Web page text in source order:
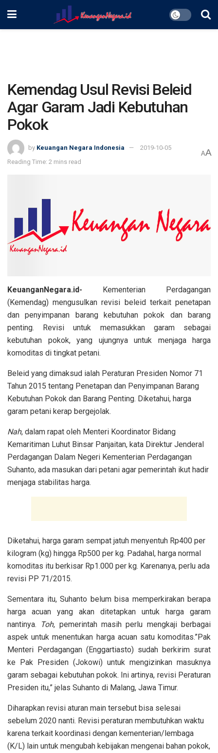
Kemendag Usul Revisi Beleid
Agar Garam Jadi Kebutuhan
Pokok
by Keuangan Negara Indonesia
2019-10-05
Reading Time: 2 mins read
AA
KeuanganNegara.id- Kementerian Perdagangan
(Kemendag) mengusulkan revisi beleid terkait penetapan
dan penyimpanan barang kebutuhan pokok dan barang
penting. Revisi untuk memasukkan garam sebagai
kebutuhan pokok, yang ujungnya untuk menjaga harga
komoditas di tingkat petani.
Beleid yang dimaksud ialah Peraturan Presiden Nomor 71
Tahun 2015 tentang Penetapan dan Penyimpanan Barang
Kebutuhan Pokok dan Barang Penting. Diketahui, harga
garam petani kerap bergejolak.
Nah, dalam rapat oleh Menteri Koordinator Bidang
Kemaritiman Luhut Binsar Panjaitan, kata Direktur Jenderal
Perdagangan Dalam Negeri Kementerian Perdagangan
Suhanto, ada masukan dari petani agar pemerintah ikut hadir
menjaga stabilitas harga.
Diketahui, harga garam sempat jatuh menyentuh Rp400 per
kilogram (kg) hingga Rp500 per kg. Padahal, harga normal
komoditas itu berkisar Rp1.000 per kg. Karenanya, perlu ada
revisi PP 71/2015.
Sementara itu, Suhanto belum bisa memperkirakan berapa
harga acuan yang akan ditetapkan untuk harga garam
nantinya.
Toh, pemerintah masih perlu mengkaji berbagai
aspek untuk menentukan harga acuan satu komoditas.”Pak
Menteri Perdagangan (Enggartiasto) sudah berkirim surat
ke Pak Presiden (Jokowi) untuk mengizinkan masuknya
garam sebagai kebutuhan pokok. Ini artinya, revisi Peraturan
Presiden itu,” jelas Suhanto di Malang, Jawa Timur.
Diharapkan revisi aturan main tersebut bisa selesai
sebelum 2020 nanti. Revisi peraturan membutuhkan waktu
karena terkait koordinasi dengan kementerian/lembaga
(K/L) lain untuk mengubah kebijakan mengenai bahan pokok,